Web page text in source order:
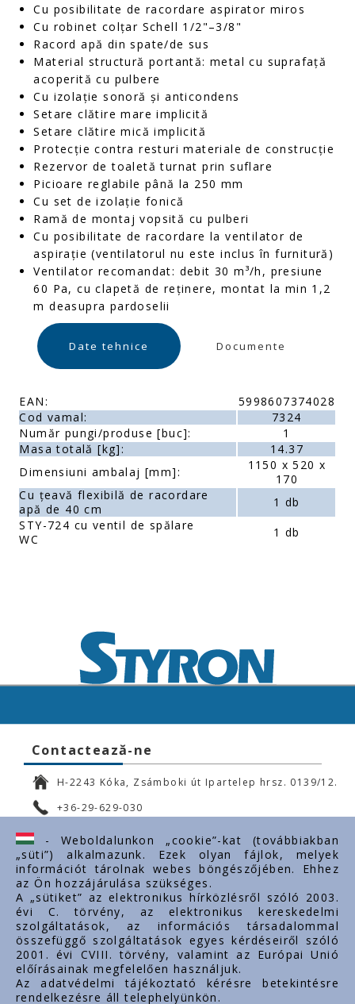
Cu posibilitate de racordare aspirator miros
Cu robinet colțar Schell 1/2"–3/8"
Racord apă din spate/de sus
Material structură portantă: metal cu suprafață
acoperită cu pulbere
Cu izolație sonoră și anticondens
Setare clătire mare implicită
Setare clătire mică implicită
Protecție contra resturi materiale de construcție
Rezervor de toaletă turnat prin suflare
Picioare reglabile până la 250 mm
Cu set de izolație fonică
Ramă de montaj vopsită cu pulberi
Cu posibilitate de racordare la ventilator de
aspirație (ventilatorul nu este inclus în furnitură)
Ventilator recomandat: debit 30 m³/h, presiune
60 Pa, cu clapetă de reținere, montat la min 1,2
m deasupra pardoselii
Date tehnice Documente
EAN:
5998607374028
Cod vamal:
7324
Număr pungi/produse [buc]:
1
Masa totală [kg]:
14.37
Dimensiuni ambalaj [mm]:
1150 x 520 x
170
Cu țeavă flexibilă de racordare
apă de 40 cm
1 db
STY-724 cu ventil de spălare
WC
1 db
Contactează-ne
H-2243 Kóka, Zsámboki út Ipartelep hrsz. 0139/12.
+36-29-629-030
ertekesites@styron.hu
export@styron.hu
www.styron.hu
Linkuri importante
Despre noi
Documente
- Weboldalunkon „cookie”-kat (továbbiakban
„süti”) alkalmazunk. Ezek olyan fájlok, melyek
információt tárolnak webes böngészőjében. Ehhez
az Ön hozzájárulása szükséges.
A „sütiket” az elektronikus hírközlésről szóló 2003.
évi C. törvény, az elektronikus kereskedelmi
szolgáltatások, az információs társadalommal
összefüggő szolgáltatások egyes kérdéseiről szóló
2001. évi CVIII. törvény, valamint az Európai Unió
előírásainak megfelelően használjuk.
Az adatvédelmi tájékoztató kérésre betekintésre
rendelkezésre áll telephelyünkön.